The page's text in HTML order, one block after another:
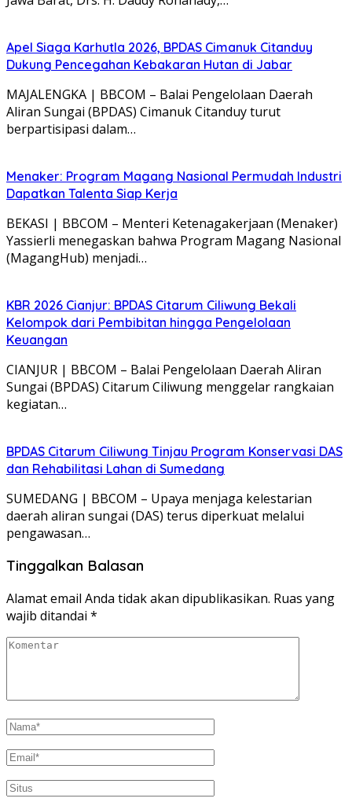
Apel Siaga Karhutla 2026, BPDAS Cimanuk Citanduy
Dukung Pencegahan Kebakaran Hutan di Jabar
MAJALENGKA | BBCOM – Balai Pengelolaan Daerah
Aliran Sungai (BPDAS) Cimanuk Citanduy turut
berpartisipasi dalam…
Menaker: Program Magang Nasional Permudah Industri
Dapatkan Talenta Siap Kerja
BEKASI | BBCOM – Menteri Ketenagakerjaan (Menaker)
Yassierli menegaskan bahwa Program Magang Nasional
(MagangHub) menjadi…
KBR 2026 Cianjur: BPDAS Citarum Ciliwung Bekali
Kelompok dari Pembibitan hingga Pengelolaan
Keuangan
CIANJUR | BBCOM – Balai Pengelolaan Daerah Aliran
Sungai (BPDAS) Citarum Ciliwung menggelar rangkaian
kegiatan…
BPDAS Citarum Ciliwung Tinjau Program Konservasi DAS
dan Rehabilitasi Lahan di Sumedang
SUMEDANG | BBCOM – Upaya menjaga kelestarian
daerah aliran sungai (DAS) terus diperkuat melalui
pengawasan…
Tinggalkan Balasan
Alamat email Anda tidak akan dipublikasikan. Ruas yang
wajib ditandai *